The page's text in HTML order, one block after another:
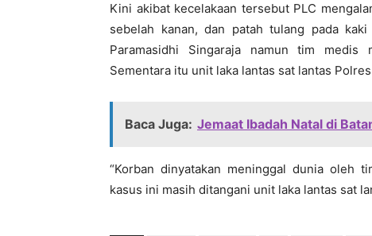
Kini akibat kecelakaan tersebut PLC
sebelah kanan, dan patah tulang pada
Paramasidhi Singaraja namun tim medis
Sementara itu unit laka lantas sat lantas
Baca Juga: Jemaat Ibadah Natal di
“Korban dinyatakan meninggal dunia oleh
kasus ini masih ditangani unit laka lantas sat